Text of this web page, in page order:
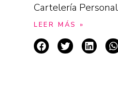
Cartelería
LEER MÁS »